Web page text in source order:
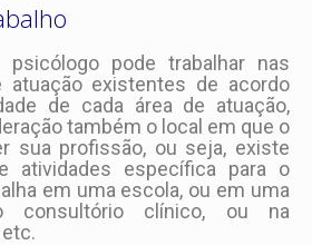
pode trabalhar nas
atuação existentes de acordo
de cada área de atuação,
também o local em que o
sua profissão, ou seja, existe
atividades específica para o
em uma escola, ou em uma
consultório clínico, ou na